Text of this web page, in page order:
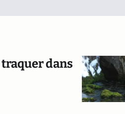
traquer dans